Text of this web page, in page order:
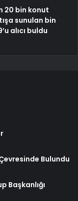
20 bin konut
sunulan bin
alıcı buldu
Bulundu
Başkanlığı